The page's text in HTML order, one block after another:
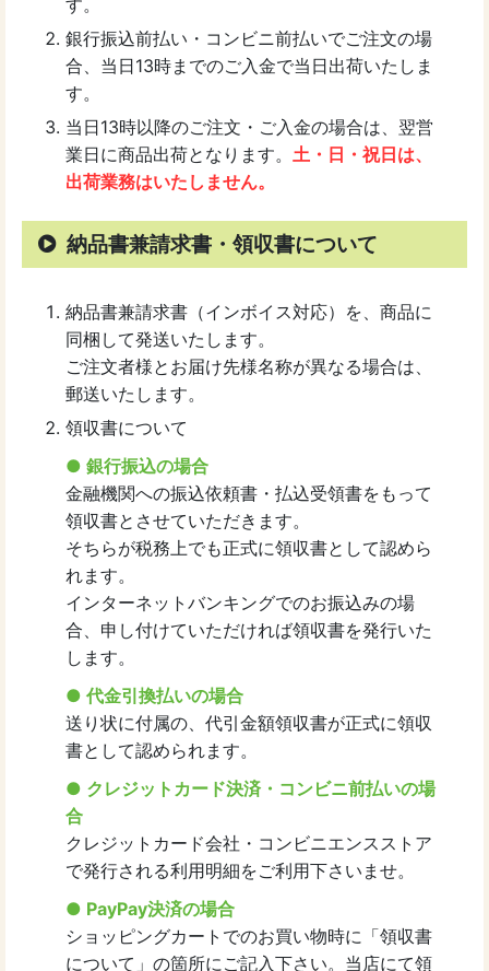
銀行振込前払い・コンビニ前払いでご注文の場
合、当日13時までのご入金で当日出荷いたしま
す。
当日13時以降のご注文・ご入金の場合は、翌営
業日に商品出荷となります。 土・日・祝日は、
出荷業務はいたしません。
納品書兼請求書・領収書について
納品書兼請求書（インボイス対応）を、商品に
同梱して発送いたします。
ご注文者様とお届け先様名称が異なる場合は、
郵送いたします。
領収書について
● 銀行振込の場合
金融機関への振込依頼書・払込受領書をもって
領収書とさせていただきます。
そちらが税務上でも正式に領収書として認めら
れます。
インターネットバンキングでのお振込みの場
合、申し付けていただければ領収書を発行いた
します。
● 代金引換払いの場合
送り状に付属の、代引金額領収書が正式に領収
書として認められます。
● クレジットカード決済・コンビニ前払いの場
合
クレジットカード会社・コンビニエンスストア
で発行される利用明細をご利用下さいませ。
● PayPay決済の場合
ショッピングカートでのお買い物時に「領収書
について」の箇所にご記入下さい。当店にて領